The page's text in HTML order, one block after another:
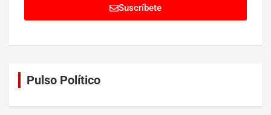
Suscríbete
Pulso Político